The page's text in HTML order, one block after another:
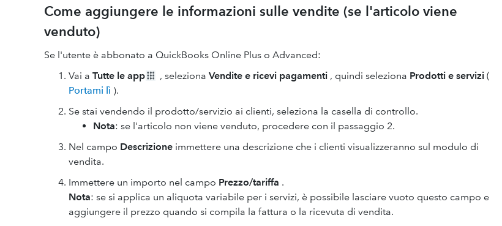
Come aggiungere le informazioni sulle vendite (se l'articolo viene
venduto)
Se l'utente è abbonato a QuickBooks Online Plus o Advanced:
Vai a Tutte le app , seleziona Vendite e ricevi pagamenti , quindi seleziona Prodotti e servizi (
Portami lì ).
Se stai vendendo il prodotto/servizio ai clienti, seleziona la casella di controllo.
Nota: se l'articolo non viene venduto, procedere con il passaggio 2.
Nel campo Descrizione immettere una descrizione che i clienti visualizzeranno sul modulo di
vendita.
Immettere un importo nel campo Prezzo/tariffa .
Nota: se si applica un aliquota variabile per i servizi, è possibile lasciare vuoto questo campo e
aggiungere il prezzo quando si compila la fattura o la ricevuta di vendita.